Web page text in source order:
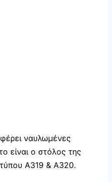
ναυλωμένες
είναι ο στόλος της
A319 & A320.